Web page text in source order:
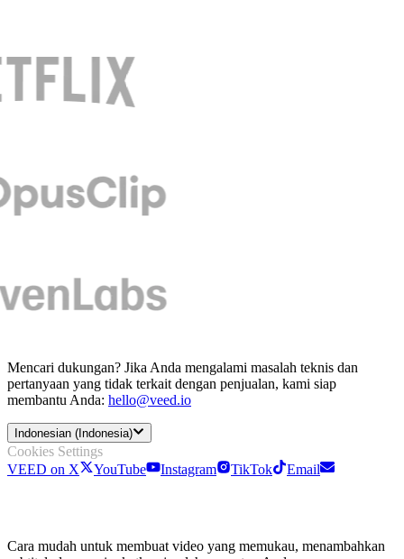
Mencari dukungan? Jika Anda mengalami masalah teknis dan
pertanyaan yang tidak terkait dengan penjualan, kami siap
membantu Anda: hello@veed.io
Indonesian (Indonesia)
Cookies Settings
VEED on X
YouTube Instagram TikTok Email
Cara mudah untuk membuat video yang memukau, menambahkan